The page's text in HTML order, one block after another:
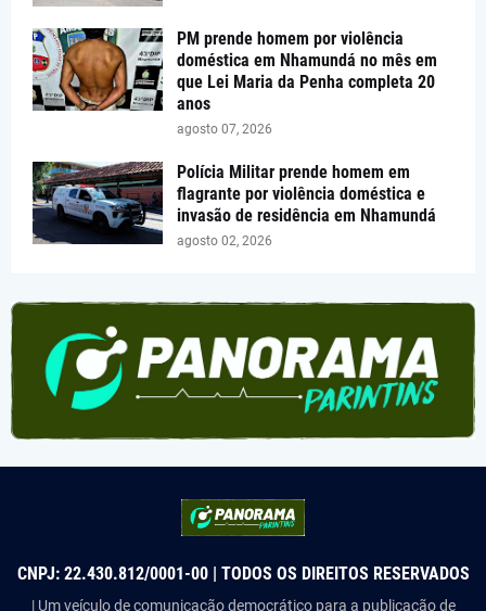
PM prende homem por violência
doméstica em Nhamundá no mês em
que Lei Maria da Penha completa 20
anos
agosto 07, 2026
Polícia Militar prende homem em
flagrante por violência doméstica e
invasão de residência em Nhamundá
agosto 02, 2026
CNPJ: 22.430.812/0001-00 | TODOS OS DIREITOS RESERVADOS
| Um veículo de comunicação democrático para a publicação de